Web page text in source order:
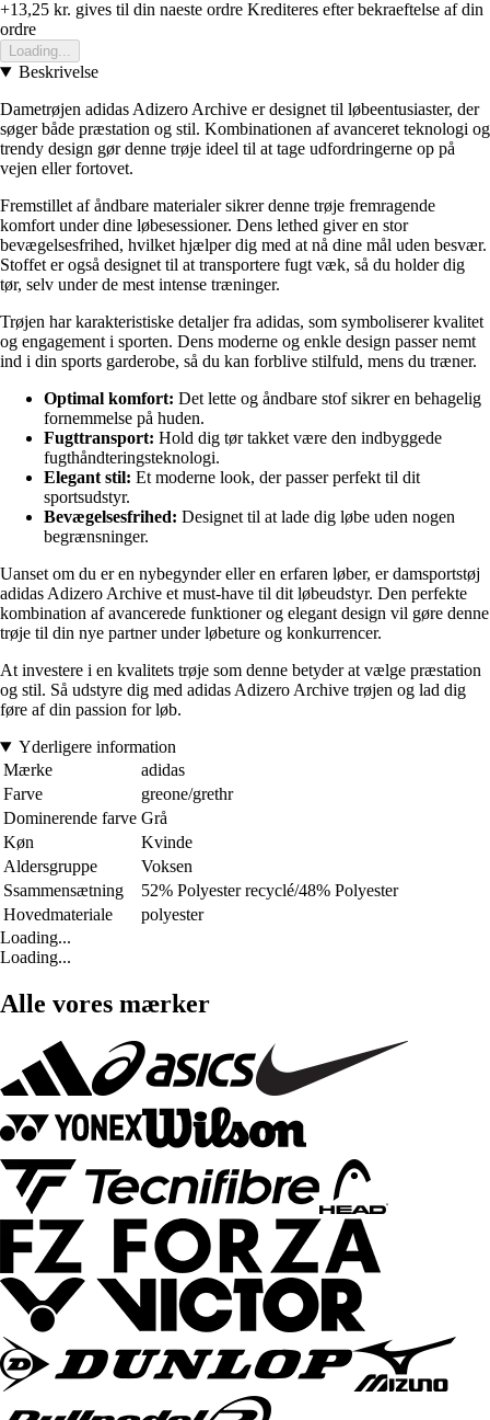
+13,25 kr. gives til din naeste ordre Krediteres efter bekraeftelse af din
ordre
Loading...
Beskrivelse
Dametrøjen adidas Adizero Archive er designet til løbeentusiaster, der
søger både præstation og stil. Kombinationen af avanceret teknologi og
trendy design gør denne trøje ideel til at tage udfordringerne op på
vejen eller fortovet.
Fremstillet af åndbare materialer sikrer denne trøje fremragende
komfort under dine løbesessioner. Dens lethed giver en stor
bevægelsesfrihed, hvilket hjælper dig med at nå dine mål uden besvær.
Stoffet er også designet til at transportere fugt væk, så du holder dig
tør, selv under de mest intense træninger.
Trøjen har karakteristiske detaljer fra adidas, som symboliserer kvalitet
og engagement i sporten. Dens moderne og enkle design passer nemt
ind i din sports garderobe, så du kan forblive stilfuld, mens du træner.
Optimal komfort: Det lette og åndbare stof sikrer en behagelig
fornemmelse på huden.
Fugttransport: Hold dig tør takket være den indbyggede
fugthåndteringsteknologi.
Elegant stil: Et moderne look, der passer perfekt til dit
sportsudstyr.
Bevægelsesfrihed: Designet til at lade dig løbe uden nogen
begrænsninger.
Uanset om du er en nybegynder eller en erfaren løber, er damsportstøj
adidas Adizero Archive et must-have til dit løbeudstyr. Den perfekte
kombination af avancerede funktioner og elegant design vil gøre denne
trøje til din nye partner under løbeture og konkurrencer.
At investere i en kvalitets trøje som denne betyder at vælge præstation
og stil. Så udstyre dig med adidas Adizero Archive trøjen og lad dig
føre af din passion for løb.
Yderligere information
Mærke
adidas
Farve
greone/grethr
Dominerende farve Grå
Køn
Kvinde
Aldersgruppe
Voksen
Ssammensætning
52% Polyester recyclé/48% Polyester
Hovedmateriale
polyester
Loading...
Loading...
Alle vores mærker